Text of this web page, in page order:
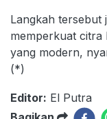
Langkah tersebut
memperkuat citra
yang modern,
(*)
Editor: El Putra